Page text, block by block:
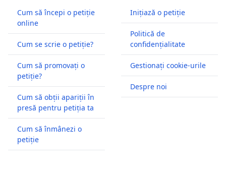
Cum să începi o petiție
online
Cum se scrie o petiție?
Cum să promovați o
petiție?
Cum să obții apariții în
presă pentru petiția ta
Cum să înmânezi o
petiție
Inițiază o petiție
Politică de
confidențialitate
Gestionați cookie-urile
Despre noi